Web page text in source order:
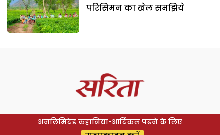
परिसिमन का खेल समझिये
अनलिमिटेड कहानियां-आर्टिकल पढ़ने के लिए